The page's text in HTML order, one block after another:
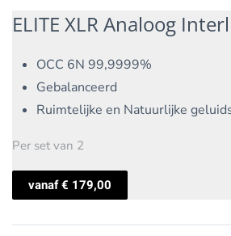
ELITE XLR Analoog
OCC 6N 99,9999%
Gebalanceerd
Ruimtelijke en Natuurlijke
Per set van 2
vanaf€ 179,00